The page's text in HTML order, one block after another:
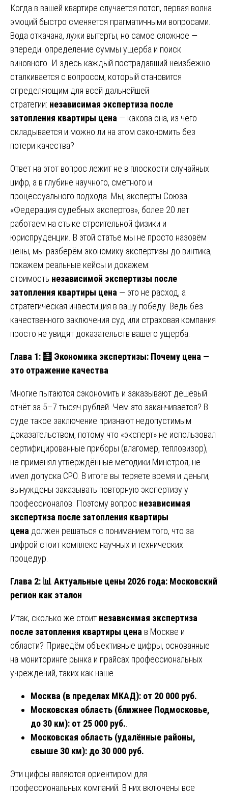
Когда в вашей квартире случается потоп, первая волна
эмоций быстро сменяется прагматичными вопросами.
Вода откачана, лужи вытерты, но самое сложное —
впереди: определение суммы ущерба и поиск
виновного. И здесь каждый пострадавший неизбежно
сталкивается с вопросом, который становится
определяющим для всей дальнейшей
стратегии: независимая экспертиза после
затопления квартиры цена — какова она, из чего
складывается и можно ли на этом сэкономить без
потери качества?
Ответ на этот вопрос лежит не в плоскости случайных
цифр, а в глубине научного, сметного и
процессуального подхода. Мы, эксперты Союза
«Федерация судебных экспертов», более 20 лет
работаем на стыке строительной физики и
юриспруденции. В этой статье мы не просто назовём
цены, мы разберём экономику экспертизы до винтика,
покажем реальные кейсы и докажем:
стоимость независимой экспертизы после
затопления квартиры цена — это не расход, а
стратегическая инвестиция в вашу победу. Ведь без
качественного заключения суд или страховая компания
просто не увидят доказательств вашего ущерба.
Глава 1: 🧮 Экономика экспертизы: Почему цена —
это отражение качества
Многие пытаются сэкономить и заказывают дешёвый
отчёт за 5–7 тысяч рублей. Чем это заканчивается? В
суде такое заключение признают недопустимым
доказательством, потому что «эксперт» не использовал
сертифицированные приборы (влагомер, тепловизор),
не применял утверждённые методики Минстроя, не
имел допуска СРО. В итоге вы теряете время и деньги,
вынуждены заказывать повторную экспертизу у
профессионалов. Поэтому вопрос независимая
экспертиза после затопления квартиры
цена должен решаться с пониманием того, что за
цифрой стоит комплекс научных и технических
процедур.
Глава 2: 📊 Актуальные цены 2026 года: Московский
регион как эталон
Итак, сколько же стоит независимая экспертиза
после затопления квартиры цена в Москве и
области? Приведём объективные цифры, основанные
на мониторинге рынка и прайсах профессиональных
учреждений, таких как наше.
Москва (в пределах МКАД): от 20 000 руб.
Московская область (ближнее Подмосковье,
до 30 км): от 25 000 руб.
Московская область (удалённые районы,
свыше 30 км): до 30 000 руб.
Эти цифры являются ориентиром для
профессиональных компаний. В них включены все